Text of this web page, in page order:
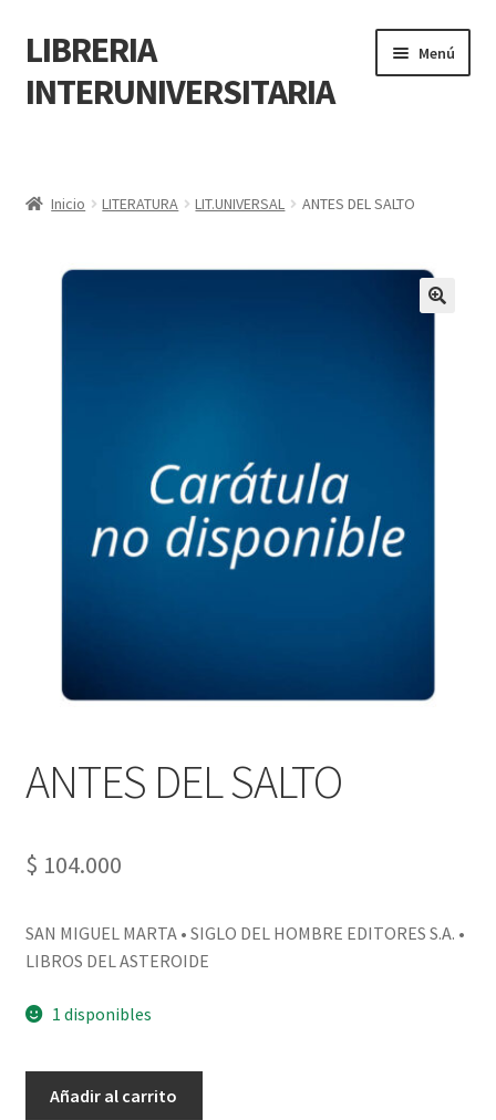
LIBRERIA
INTERUNIVERSITARIA
Menú
Carrito
POLÍTICA DE MANEJO DE INFORMACIÓN Y DATOS
PERSONALES DE CORPORACIÓN INTERUNIVERSITARIA DE
SERVICIO
Inicio LITERATURA LIT.UNIVERSAL ANTES DEL SALTO
ANTES DEL SALTO
$ 104.000
SAN MIGUEL MARTA • SIGLO DEL HOMBRE EDITORES S.A. •
LIBROS DEL ASTEROIDE
1 disponibles
Añadir al carrito